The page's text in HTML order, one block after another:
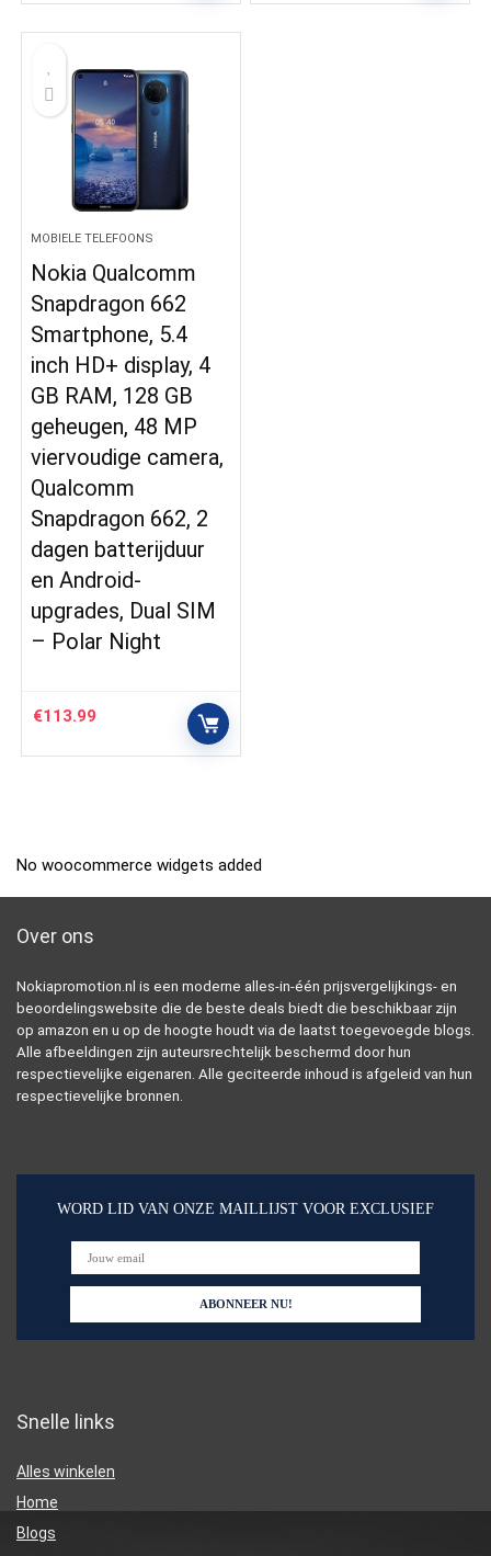
MOBIELE TELEFOONS
Nokia Qualcomm
Snapdragon 662
Smartphone, 5.4
inch HD+ display, 4
GB RAM, 128 GB
geheugen, 48 MP
viervoudige camera,
Qualcomm
Snapdragon 662, 2
dagen batterijduur
en Android-
upgrades, Dual SIM
– Polar Night
€113.99
No woocommerce widgets added
Over ons
Nokiapromotion.nl is een moderne alles-in-één prijsvergelijkings- en
beoordelingswebsite die de beste deals biedt die beschikbaar zijn
op amazon en u op de hoogte houdt via de laatst toegevoegde blogs.
Alle afbeeldingen zijn auteursrechtelijk beschermd door hun
respectievelijke eigenaren. Alle geciteerde inhoud is afgeleid van hun
respectievelijke bronnen.
WORD LID VAN ONZE MAILLIJST VOOR EXCLUSIEF
Snelle links
Alles winkelen
Home
Blogs